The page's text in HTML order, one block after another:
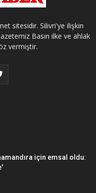
sitesidir. Silivri'ye ilişkin
Basın ilke ve ahlak
vermiştir.
için emsal oldu: